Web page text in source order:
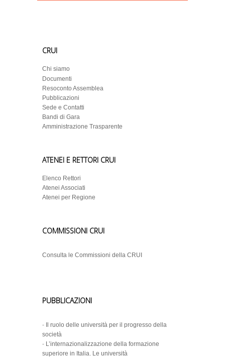
CRUI
Chi siamo
Documenti
Resoconto Assemblea
Pubblicazioni
Sede e Contatti
Bandi di Gara
Amministrazione Trasparente
ATENEI E RETTORI CRUI
Elenco Rettori
Atenei Associati
Atenei per Regione
COMMISSIONI CRUI
Consulta le Commissioni della CRUI
PUBBLICAZIONI
-
Il ruolo delle università per il progresso della
società
- L’internazionalizzazione della formazione
superiore in Italia. Le università